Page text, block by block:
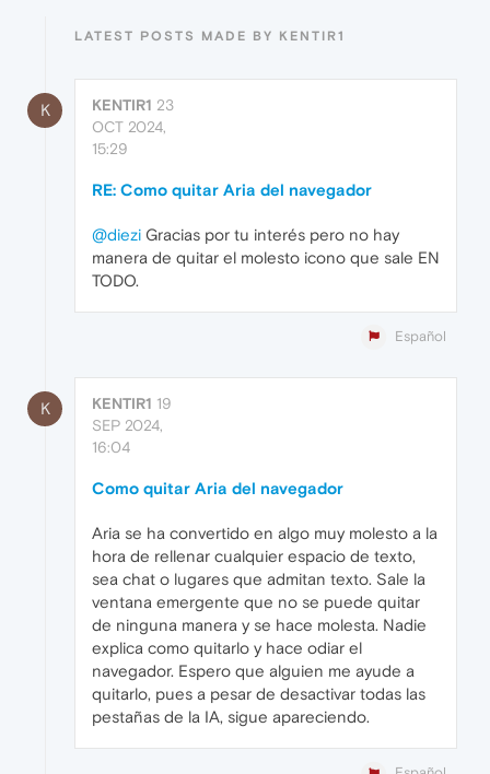
LATEST POSTS MADE BY KENTIR1
K KENTIR1 23
OCT 2024,
15:29
RE: Como quitar Aria del navegador
@diezi Gracias por tu interés pero no hay
manera de quitar el molesto icono que sale EN
TODO.
Español
K KENTIR1 19
SEP 2024,
16:04
Como quitar Aria del navegador
Aria se ha convertido en algo muy molesto a la
hora de rellenar cualquier espacio de texto,
sea chat o lugares que admitan texto. Sale la
ventana emergente que no se puede quitar
de ninguna manera y se hace molesta. Nadie
explica como quitarlo y hace odiar el
navegador. Espero que alguien me ayude a
quitarlo, pues a pesar de desactivar todas las
pestañas de la IA, sigue apareciendo.